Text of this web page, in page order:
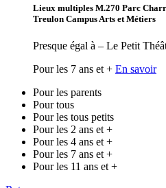
Lieux multiples M.270 Parc
Treulon Campus Arts et Métiers
Presque égal à – Le Petit
Pour les 7 ans et + En savoir
Pour les parents
Pour tous
Pour les tous petits
Pour les 2 ans et +
Pour les 4 ans et +
Pour les 7 ans et +
Pour les 11 ans et +